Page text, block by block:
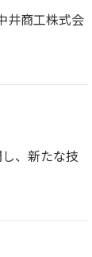
井商工株式会
、新たな技